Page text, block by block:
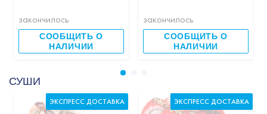
закончилось
СООБЩИТЬ О
НАЛИЧИИ
закончилось
СООБЩИТЬ О
НАЛИЧИИ
СУШИ
ЭКСПРЕСС ДОСТАВКА ЭКСПРЕСС ДОСТАВКА